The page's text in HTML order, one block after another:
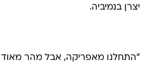
יצרן בנמיביה.
"התחלנו מאפריקה, אבל מהר מאוד